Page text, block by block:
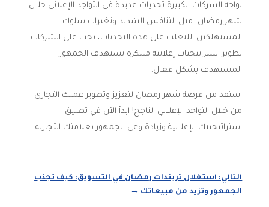
تواجه الشركات الكبيرة تحديات عديدة في التواجد الإعلاني خلال
شهر رمضان، مثل التنافس الشديد وتغيرات سلوك
المستهلكين. للتغلب على هذه التحديات، يجب على الشركات
تطوير استراتيجيات إعلانية مبتكرة تستهدف الجمهور
المستهدف بشكل فعال.
استفد من فرصة شهر رمضان لتعزيز وتطوير عملك التجاري
من خلال التواجد الإعلاني الناجح! ابدأ الآن في تطبيق
استراتيجيتك الإعلانية وزيادة وعي الجمهور بعلامتك التجارية.
التالي: استغلال تريندات رمضان في التسويق: كيف تجذب
الجمهور وتزيد من مبيعاتك →